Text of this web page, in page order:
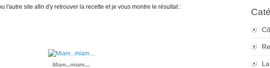
l'autre site afin d'y retrouver la recette et je vous montre le résultat :
Miam...miam....